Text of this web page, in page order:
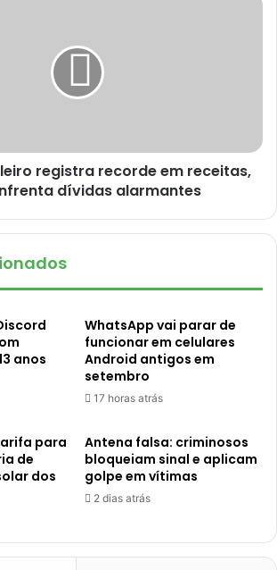
registra recorde em receitas,
dívidas alarmantes
anos
WhatsApp vai parar de
funcionar em celulares
Android antigos em
setembro
17 horas atrás
para
de
dos
Antena falsa: criminosos
bloqueiam sinal e aplicam
golpe em vítimas
2 dias atrás